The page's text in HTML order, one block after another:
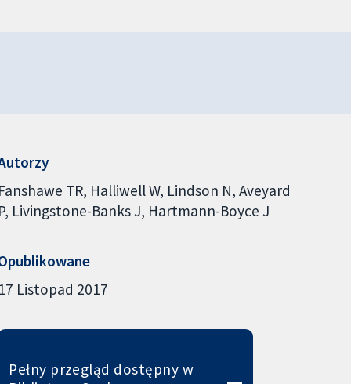
Fanshawe TR Halliwell W Lindson N Aveyard
P Livingstone-Banks J Hartmann-Boyce J
17 Listopad 2017
Pełny przegląd dostępny w